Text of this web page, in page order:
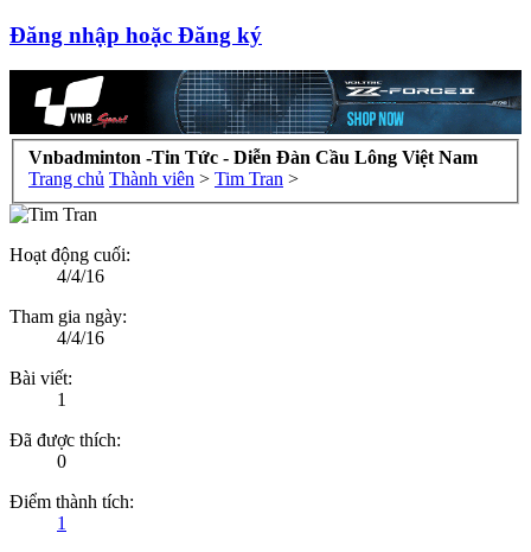
Đăng nhập hoặc Đăng ký
Vnbadminton -Tin Tức - Diễn Đàn Cầu Lông Việt Nam
Trang chủ Thành viên > Tim Tran >
Hoạt động cuối:
4/4/16
Tham gia ngày:
4/4/16
Bài viết:
1
Đã được thích:
0
Điểm thành tích:
1